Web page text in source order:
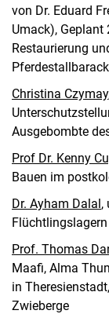
von Dr. Eduard
Umack), Geplant
Restaurierung
Christina Czymay
Ausgebombte
Prof Dr. Kenny
Bauen im
Dr. Ayham Dalal,
Prof. Thomas
Maafi, Alma
in
Zwieberge